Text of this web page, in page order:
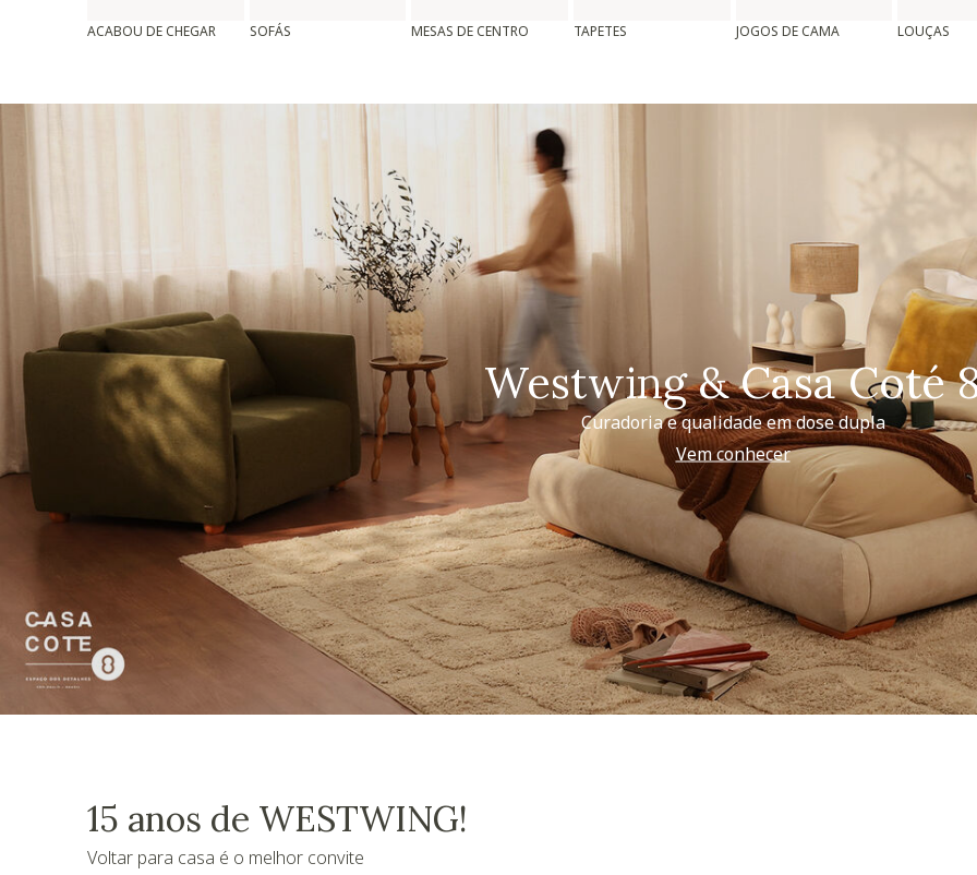
ACABOU DE CHEGAR SOFÁS MESAS DE CENTRO TAPETES JOGOS DE CAMA LOUÇAS
Westwing & Casa Coté
Curadoria e qualidade em dose dupla
Vem conhecer
15 anos de WESTWING!
Voltar para casa é o melhor convite